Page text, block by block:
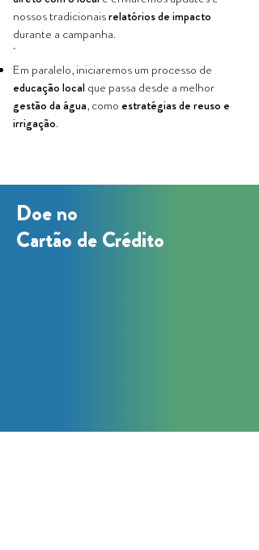
nossos tradicionaisrelatórios de impacto
durante a campanha.
Em paralelo, iniciaremos um processo de
educação local que passa desde a melhor
gestão da água, como estratégias de reuso e
irrigação.
Doe no
Cartão de Crédito